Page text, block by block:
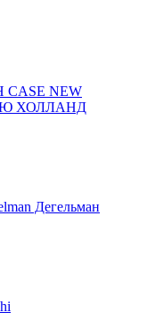
CASE NEW
ХОЛЛАНД
Дегельман